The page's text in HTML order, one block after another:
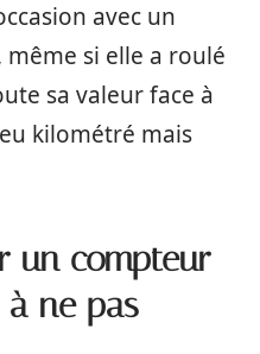
avec un
si elle a roulé
sa valeur face à
kilométré mais
un compteur
ne pas